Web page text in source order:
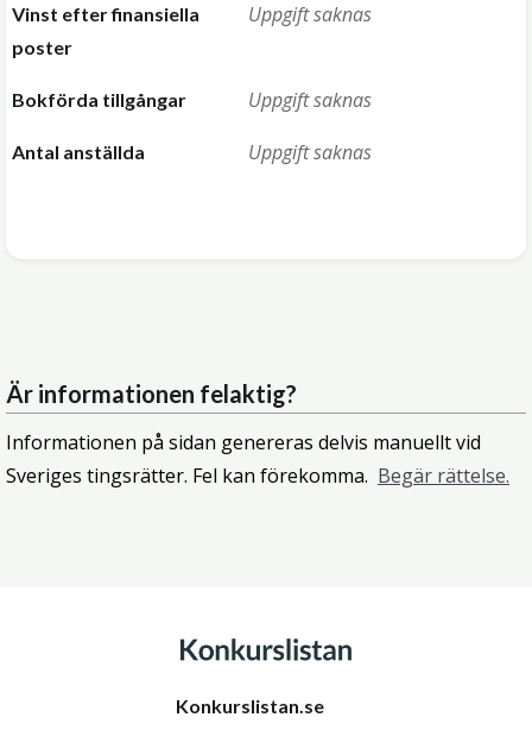
Vinst efter finansiella
poster
Uppgift saknas
Bokförda tillgångar Uppgift saknas
Antal anställda Uppgift saknas
Är informationen felaktig?
Informationen på sidan genereras delvis manuellt vid
Sveriges tingsrätter. Fel kan förekomma. Begär rättelse.
Konkurslistan.se